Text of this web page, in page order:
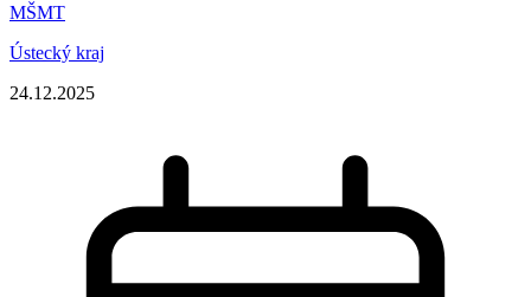
MŠMT
Ústecký kraj
24.12.2025